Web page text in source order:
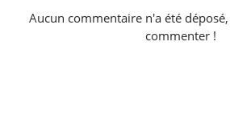
Aucun commentaire n'a été
commenter !